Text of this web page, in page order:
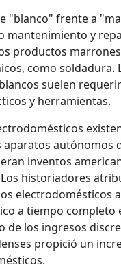
"blanco" frente a
mantenimiento y
productos
como soldadura.
suelen
y herramientas.
aparatos autónomos
inventos
historiadores
electrodomésticos
a tiempo completo
de los ingresos
propició un